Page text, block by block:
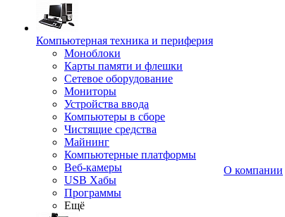
Компьютерная техника и периферия
Моноблоки
Карты памяти и флешки
Сетевое оборудование
Мониторы
Устройства ввода
Компьютеры в сборе
Чистящие средства
Майнинг
Компьютерные платформы
Веб-камеры
USB Хабы
Программы
Ещё
О компании